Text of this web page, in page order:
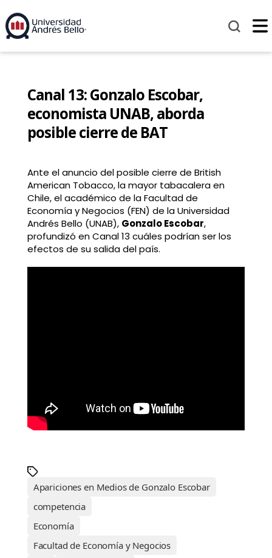
Canal 13: Gonzalo Escobar,
economista UNAB, aborda
posible cierre de BAT
Ante el anuncio del posible cierre de British
American Tobacco, la mayor tabacalera en
Chile, el académico de la Facultad de
Economía y Negocios (FEN) de laUniversidad
Andrés Bello (UNAB), Gonzalo Escobar,
profundizó enCanal 13 cuáles podrían ser los
efectos de su salida del país.
Apariciones en Medios de Gonzalo Escobar
competencia
Economía
Facultad de Economía y Negocios